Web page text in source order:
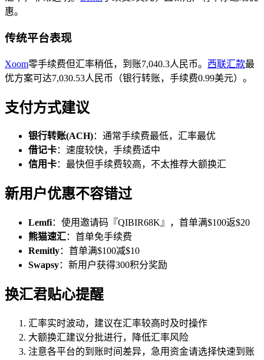
惠。
传统平台表现
Xoom零手续费但汇率稍低，到账7,040.3人民币。 西联汇款最
优方案可达7,030.53人民币（银行转账，手续费0.99美元）。
支付方式建议
银行转账(ACH)：通常手续费最低，汇率最优
借记卡：速度较快，手续费适中
信用卡：最快但手续费较高，不太推荐大额换汇
新用户优惠不容错过
Lemfi：使用邀请码『QIBIR68K』，首单满$100返$20
熊猫速汇：首单免手续费
Remitly：首单满$100减$10
Swapsy：新用户获得300积分奖励
换汇君贴心提醒
汇率实时波动，建议在汇率较高时及时操作
大额换汇建议分批进行，降低汇率风险
注意各平台的到账时间差异，急用资金请选择快速到账